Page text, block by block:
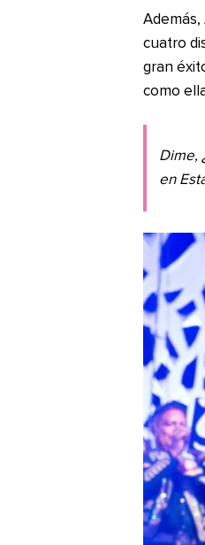
Además,
cuatro
gran
como
Dime,
en